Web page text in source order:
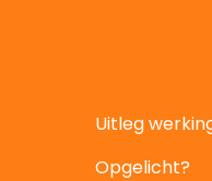
Uitleg
Opgelicht?